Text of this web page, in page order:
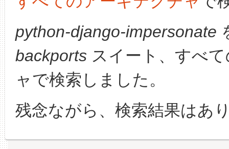
python-django-impersonate
backports スイート、すべ
ャで検索しました。
残念ながら、検索結果はあ